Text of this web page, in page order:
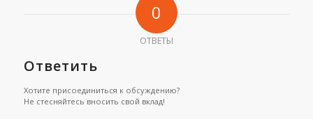
0
ОТВЕТЫ
Ответить
Хотите присоединиться к обсуждению?
Не стесняйтесь вносить свой вклад!